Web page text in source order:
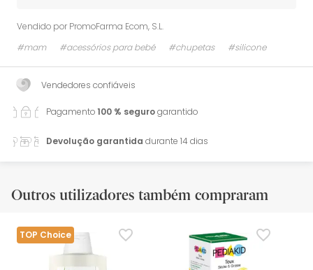
Vendido por PromoFarma Ecom, S.L.
#mam
#acessórios para bebé #chupetas #silicone
Vendedores confiáveis
Pagamento100 % segurogarantido
Devolução garantida durante 14 dias
Outros utilizadores também compraram
TOP Choice